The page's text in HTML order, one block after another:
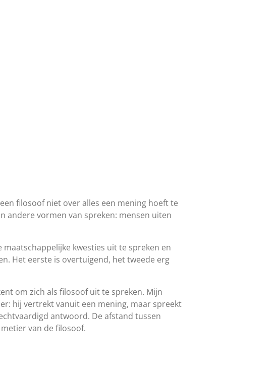
filosoof niet over alles een mening hoeft te
andere vormen van spreken: mensen uiten
kwesties uit te spreken en
Het eerste is overtuigend, het tweede erg
om zich als filosoof uit te spreken. Mijn
hij vertrekt vanuit een mening, maar spreekt
antwoord. De afstand tussen
van de filosoof.